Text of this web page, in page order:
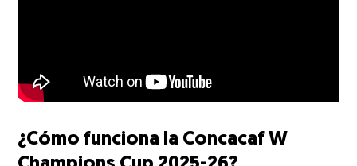
¿Cómo funciona la Concacaf W